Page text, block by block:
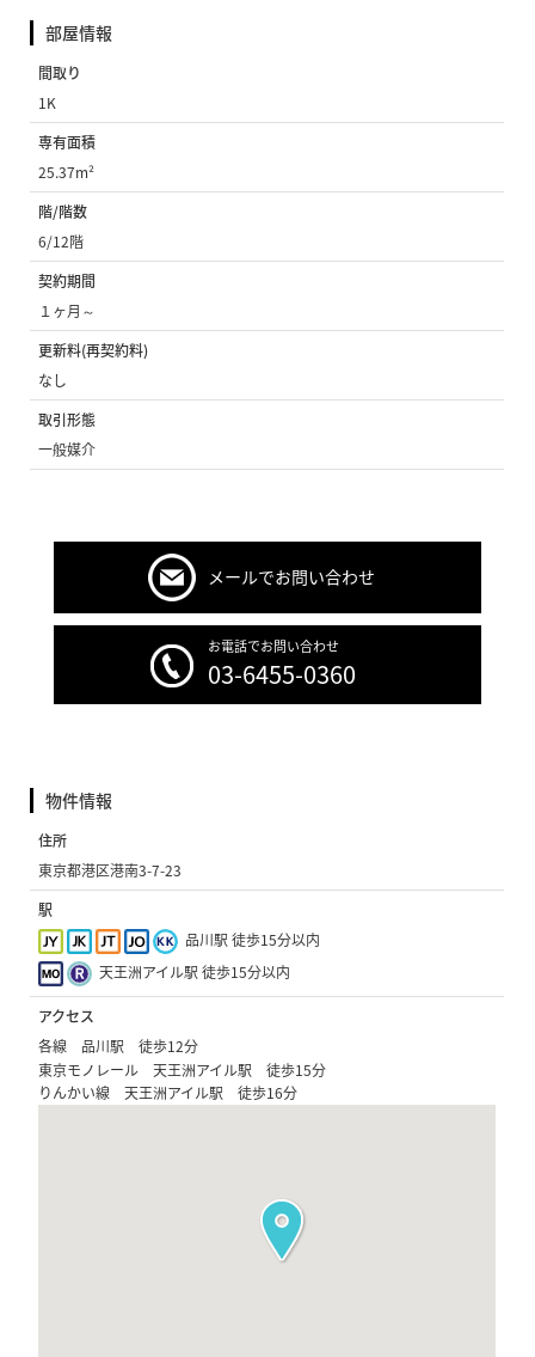
部屋情報
間取り
1K
専有面積
25.37m²
階/階数
6/12階
契約期間
１ヶ月～
更新料(再契約料)
なし
取引形態
一般媒介
メールでお問い合わせ
お電話でお問い合わせ
03-6455-0360
物件情報
住所
東京都港区港南3-7-23
駅
品川駅 徒歩15分以内
天王洲アイル駅 徒歩15分以内
アクセス
各線 品川駅 徒歩12分
東京モノレール 天王洲アイル駅 徒歩15分
りんかい線 天王洲アイル駅 徒歩16分